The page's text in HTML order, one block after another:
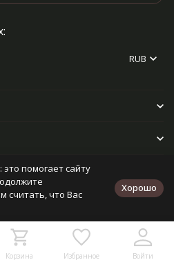
Корзина Избранное Войти
RUB
помогает сайту
считать, что Вас
Хорошо